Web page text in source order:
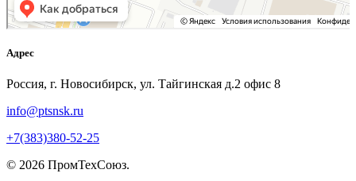
Адрес
Россия, г. Новосибирск, ул. Тайгинская д.2 офис 8
info@ptsnsk.ru
+7(383)380-52-25
© 2026 ПромТехСоюз.